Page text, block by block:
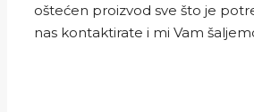
oštećen proizvod sve što je
nas kontaktirate i mi Vam